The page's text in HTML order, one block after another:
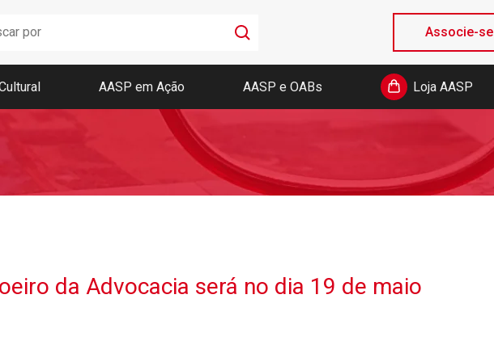
Associe-se
Boletim AASP
Coleção de Códigos de Bolso
Revista da AASP
AASP em Ação AASP e OABs Loja AASP
da Advocacia será no dia 19 de maio